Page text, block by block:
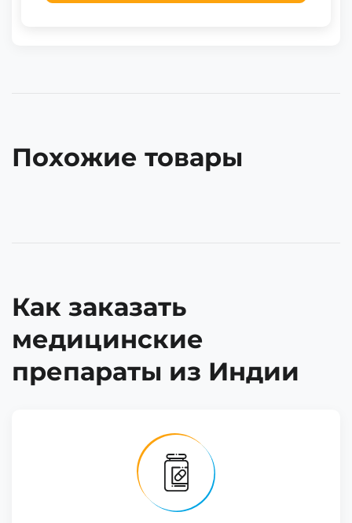
Похожие товары
Как заказать
медицинские
препараты из Индии